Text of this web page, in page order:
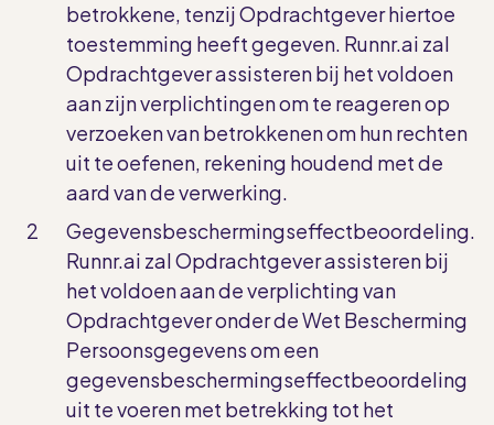
betrokkene, tenzij Opdrachtgever hiertoe
toestemming heeft gegeven. Runnr.ai zal
Opdrachtgever assisteren bij het voldoen
aan zijn verplichtingen om te reageren op
verzoeken van betrokkenen om hun rechten
uit te oefenen, rekening houdend met de
aard van de verwerking.
Gegevensbeschermingseffectbeoordeling.
Runnr.ai zal Opdrachtgever assisteren bij
het voldoen aan de verplichting van
Opdrachtgever onder de Wet Bescherming
Persoonsgegevens om een
gegevensbeschermingseffectbeoordeling
uit te voeren met betrekking tot het